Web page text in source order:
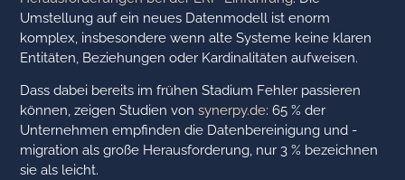
Umstellung auf ein neues Datenmodell ist enorm
komplex, insbesondere wenn alte Systeme keine klaren
Entitäten, Beziehungen oder Kardinalitäten aufweisen.
Dass dabei bereits im frühen Stadium Fehler passieren
können, zeigen Studien vonsynerpy.de: 65 % der
Unternehmen empfinden die Datenbereinigung und -
migration als große Herausforderung, nur 3 % bezeichnen
sie als leicht.